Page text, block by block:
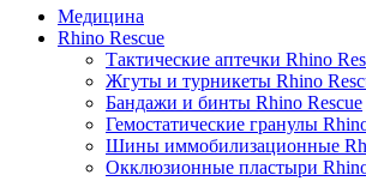
Медицина
Rhino Rescue
Тактические аптечки Rhino
Жгуты и турникеты Rhino
Бандажи и бинты Rhino Rescue
Гемостатические гранулы
Шины иммобилизационные
Окклюзионные пластыри